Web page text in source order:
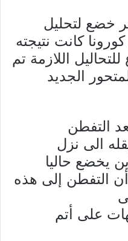
خضع لتحليل
كانت نتيجته
اللازمة تم
الجديد
التفطن
الى نزل
يخضع حاليا
التفطن إلى هذه
على أتم